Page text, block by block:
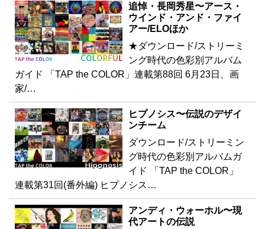
追悼・長岡秀星〜アース・
ウインド・アンド・ファイ
アー/ELOほか
★ダウンロード/ストリーミ
ング時代の色彩別アルバム
ガイド 「TAP the COLOR」連載第88回 6月23日、画
家/…
ヒプノシス〜伝説のデザイ
ンチーム
ダウンロード/ストリーミン
グ時代の色彩別アルバムガ
イド 「TAP the COLOR」
連載第31回(番外編) ヒプノシス…
アンディ・ウォーホル〜現
代アートの伝説